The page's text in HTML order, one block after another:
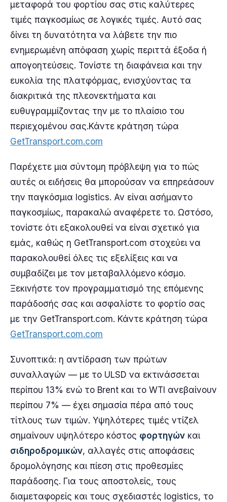
μεταφορά του φορτίου σας στις καλύτερες
τιμές παγκοσμίως σε λογικές τιμές. Αυτό σας
δίνει τη δυνατότητα να λάβετε την πιο
ενημερωμένη απόφαση χωρίς περιττά έξοδα ή
απογοητεύσεις. Τονίστε τη διαφάνεια και την
ευκολία της πλατφόρμας, ενισχύοντας τα
διακριτικά της πλεονεκτήματα και
ευθυγραμμίζοντας την με το πλαίσιο του
περιεχομένου σας.Κάντε κράτηση τώρα
GetTransport.com.com
Παρέχετε μια σύντομη πρόβλεψη για το πώς
αυτές οι ειδήσεις θα μπορούσαν να επηρεάσουν
την παγκόσμια logistics. Αν είναι ασήμαντο
παγκοσμίως, παρακαλώ αναφέρετε το. Ωστόσο,
τονίστε ότι εξακολουθεί να είναι σχετικό για
εμάς, καθώς η GetTransport.com στοχεύει να
παρακολουθεί όλες τις εξελίξεις και να
συμβαδίζει με τον μεταβαλλόμενο κόσμο.
Ξεκινήστε τον προγραμματισμό της επόμενης
παράδοσής σας και ασφαλίστε το φορτίο σας
με την GetTransport.com. Κάντε κράτηση τώρα
GetTransport.com.com
Συνοπτικά: η αντίδραση των πρώτων
συναλλαγών — με το ULSD να εκτινάσσεται
περίπου 13% ενώ το Brent και το WTI ανεβαίνουν
περίπου 7% — έχει σημασία πέρα από τους
τίτλους των τιμών. Υψηλότερες τιμές ντίζελ
σημαίνουν υψηλότερο κόστος φορτηγών και
σιδηροδρομικών, αλλαγές στις αποφάσεις
δρομολόγησης και πίεση στις προθεσμίες
παράδοσης. Για τους αποστολείς, τους
διαμεταφορείς και τους σχεδιαστές logistics, το